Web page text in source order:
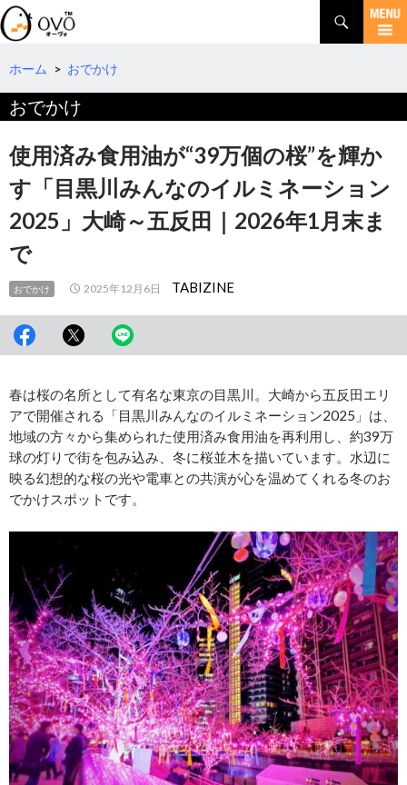
検
索
コ
テ
ツ
へ
ホーム > おでかけ
おでかけ
使用済み食用油が“39万個の桜”を輝か
す「目黒川みんなのイルミネーション
2025」大崎～五反田｜2026年1月末ま
で
おでかけ 2025年12月6日 TABIZINE
春は桜の名所として有名な東京の目黒川。大崎から五反田エリ
アで開催される「目黒川みんなのイルミネーション2025」は、
地域の方々から集められた使用済み食用油を再利用し、約39万
球の灯りで街を包み込み、冬に桜並木を描いています。水辺に
映る幻想的な桜の光や電車との共演が心を温めてくれる冬のお
でかけスポットです。